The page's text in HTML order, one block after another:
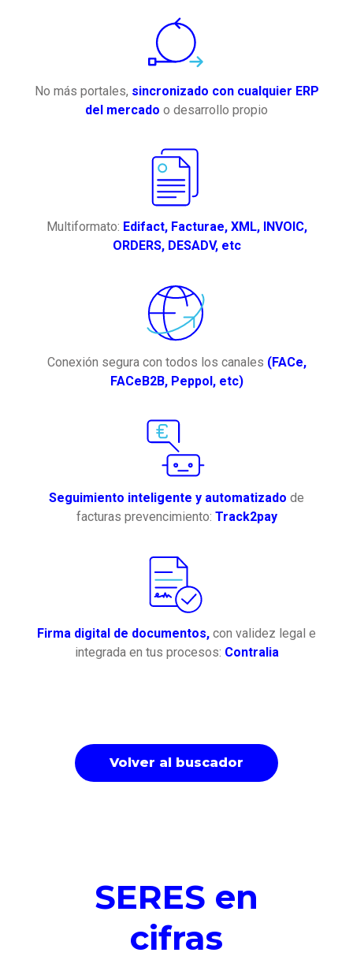
No más portales, sincronizado con cualquier ERP
del mercado o desarrollo propio
Multiformato: Edifact, Facturae, XML, INVOIC,
ORDERS, DESADV, etc
Conexión segura con todos los canales (FACe,
FACeB2B, Peppol, etc)
Seguimiento inteligente y automatizado de
facturas prevencimiento: Track2pay
Firma digital de documentos, con validez legal e
integrada en tus procesos: Contralia
Volver al buscador
SERES en
cifras